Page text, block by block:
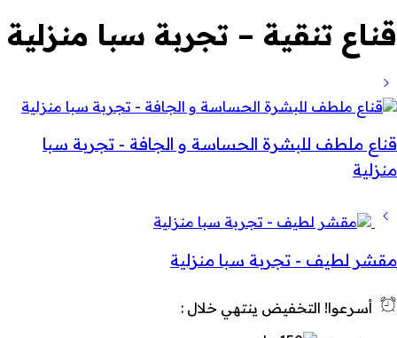
قناع تنقية – تجربة سبا منزلية
قناع ملطف للبشرة الحساسة و الجافة - تجربة سبا
منزلية
مقشر لطيف - تجربة سبا منزلية
أسرعوا! التخفيض ينتهي خلال :